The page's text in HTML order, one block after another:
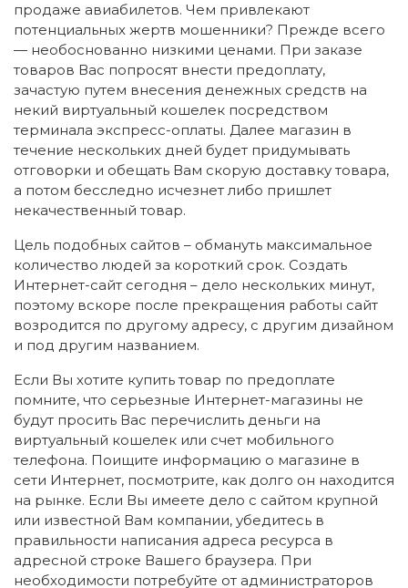
продаже авиабилетов. Чем привлекают
потенциальных жертв мошенники? Прежде всего
— необоснованно низкими ценами. При заказе
товаров Вас попросят внести предоплату,
зачастую путем внесения денежных средств на
некий виртуальный кошелек посредством
терминала экспресс-оплаты. Далее магазин в
течение нескольких дней будет придумывать
отговорки и обещать Вам скорую доставку товара,
а потом бесследно исчезнет либо пришлет
некачественный товар.
Цель подобных сайтов – обмануть максимальное
количество людей за короткий срок. Создать
Интернет-сайт сегодня – дело нескольких минут,
поэтому вскоре после прекращения работы сайт
возродится по другому адресу, с другим дизайном
и под другим названием.
Если Вы хотите купить товар по предоплате
помните, что серьезные Интернет-магазины не
будут просить Вас перечислить деньги на
виртуальный кошелек или счет мобильного
телефона. Поищите информацию о магазине в
сети Интернет, посмотрите, как долго он находится
на рынке. Если Вы имеете дело с сайтом крупной
или известной Вам компании, убедитесь в
правильности написания адреса ресурса в
адресной строке Вашего браузера. При
необходимости потребуйте от администраторов